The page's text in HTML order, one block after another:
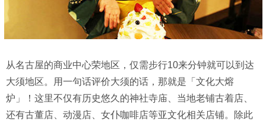
从名古屋的商业中心荣地区，仅需步行10来分钟就可以到达
大须地区。用一句话评价大须的话，那就是「文化大熔
炉」！这里不仅有历史悠久的神社寺庙、当地老铺古着店、
还有古董店、动漫店、女仆咖啡店等亚文化相关店铺。除此